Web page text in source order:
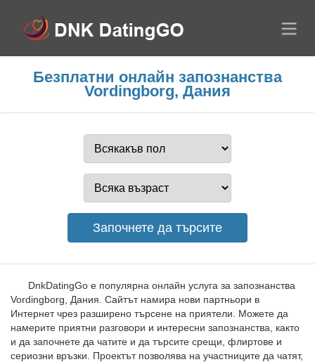
Безплатни онлайн запознанства
Vordingborg, Дания
DnkDatingGo е популярна онлайн услуга за запознанства
Vordingborg, Дания. Сайтът намира нови партньори в
Интернет чрез разширено търсене на приятели. Можете да
намерите приятни разговори и интересни запознанства, както
и да започнете да чатите и да търсите срещи, флиртове и
сериозни връзки. Проектът позволява на участниците да чатят,